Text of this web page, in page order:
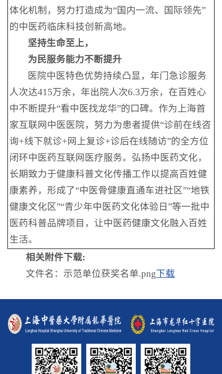
体化机制，努力打造成为“国内一流、国际领先”
的中医药临床科技创新高地。
坚持生命至上，
为民服务能力不断提升
医院中医特色优势持续凸显，年门急诊服务
人次达415万余，年出院人次6.3万余，在百姓心
中不断提升“看中医找龙华”的口碑。作为上海首
家互联网中医医院，努力为患者提供“诊前在线咨
询+线下就诊+网上复诊+诊后在线随访”的全方位
闭环中医药互联网医疗服务。弘扬中医药文化，
长期致力于健康科普文化传播工作以提高百姓健
康素养，形成了“中医骨健康直通车进社区”“地铁
健康文化区”“青少年中医药文化体验日”等一批中
医药科普品牌项目，让中医药健康文化融入百姓
生活。
相关附件下载:
文件名：示范单位获奖名单.png下载